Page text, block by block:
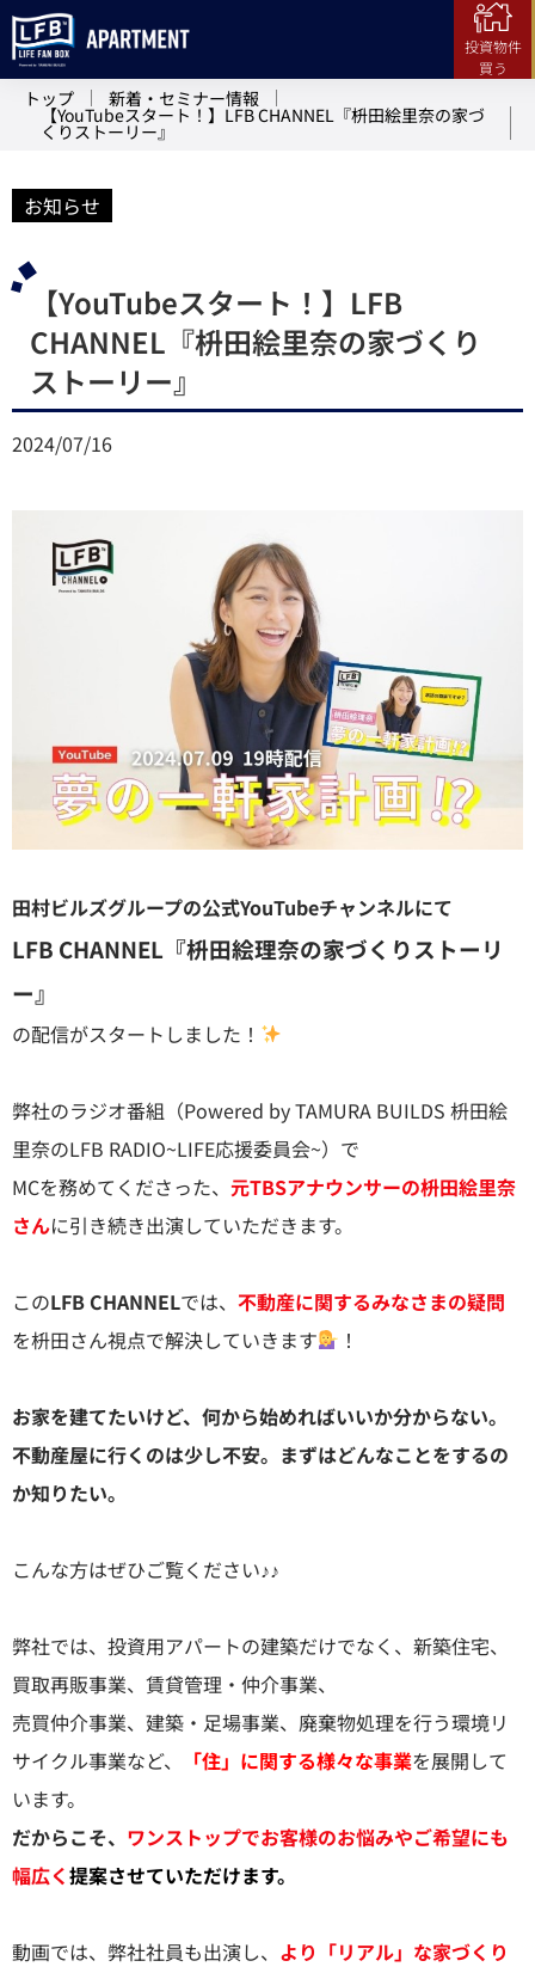
投資物件
買う
トップ 新着・セミナー情報
【YouTubeスタート！】LFB CHANNEL『枡田絵里奈の家づ
くりストーリー』
お知らせ
【YouTubeスタート！】LFB
CHANNEL『枡田絵里奈の家づくり
ストーリー』
2024/07/16
田村ビルズグループの公式YouTubeチャンネルにて
LFB CHANNEL『枡田絵理奈の家づくりストーリ
ー』
の配信がスタートしました！
弊社のラジオ番組（Powered by TAMURA BUILDS 枡田絵
里奈のLFB RADIO~LIFE応援委員会~）で
MCを務めてくださった、 元TBSアナウンサーの枡田絵里奈
さんに引き続き出演していただきます。
このLFB CHANNELでは、 不動産に関するみなさまの疑問
を枡田さん視点で解決していきます
！
お家を建てたいけど、何から始めればいいか分からない。
不動産屋に行くのは少し不安。まずはどんなことをするの
か知りたい。
こんな方はぜひご覧ください♪♪
弊社では、投資用アパートの建築だけでなく、新築住宅、
買取再販事業、賃貸管理・仲介事業、
売買仲介事業、建築・足場事業、廃棄物処理を行う環境リ
サイクル事業など、
「住」に関する様々な事業を展開して
います。
だからこそ、 ワンストップでお客様のお悩みやご希望にも
幅広く提案させていただけます。
動画では、弊社社員も出演し、 より「リアル」な家づくり